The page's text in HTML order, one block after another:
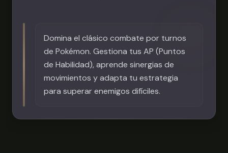
Domina el clásico combate por turnos
de Pokémon. Gestiona tus AP (Puntos
de Habilidad), aprende sinergias de
movimientos y adapta tu estrategia
para superar enemigos difíciles.